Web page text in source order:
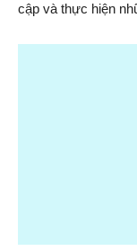
cập và thực hiện